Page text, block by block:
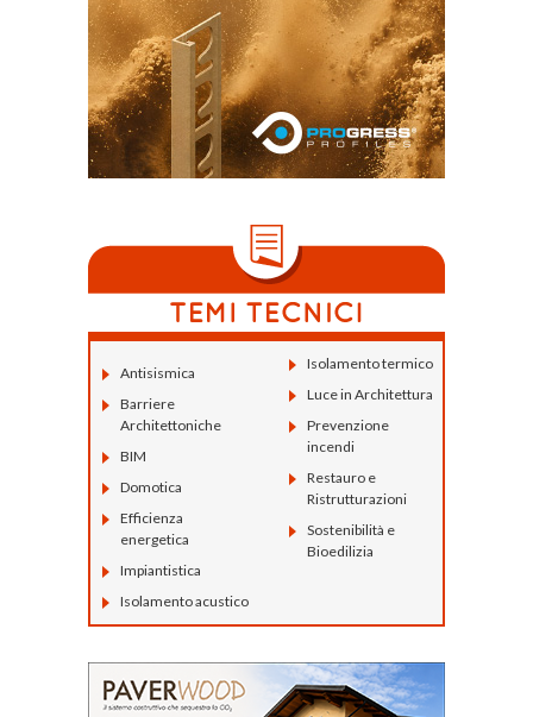
Antisismica
Barriere
Architettoniche
BIM
Domotica
Efficienza
energetica
Impiantistica
Isolamento acustico
Isolamento termico
Luce in Architettura
Prevenzione
incendi
Restauro e
Ristrutturazioni
Sostenibilità e
Bioedilizia